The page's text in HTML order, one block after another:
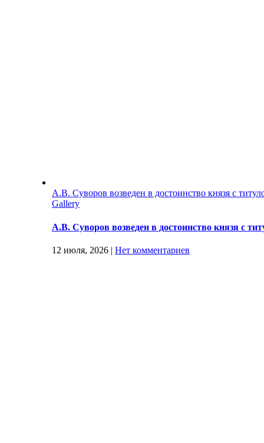
А.В. Суворов возведен в достоинство князя с
Gallery
А.В. Суворов возведен в достоинство князя с
12 июля, 2026 | Нет комментариев